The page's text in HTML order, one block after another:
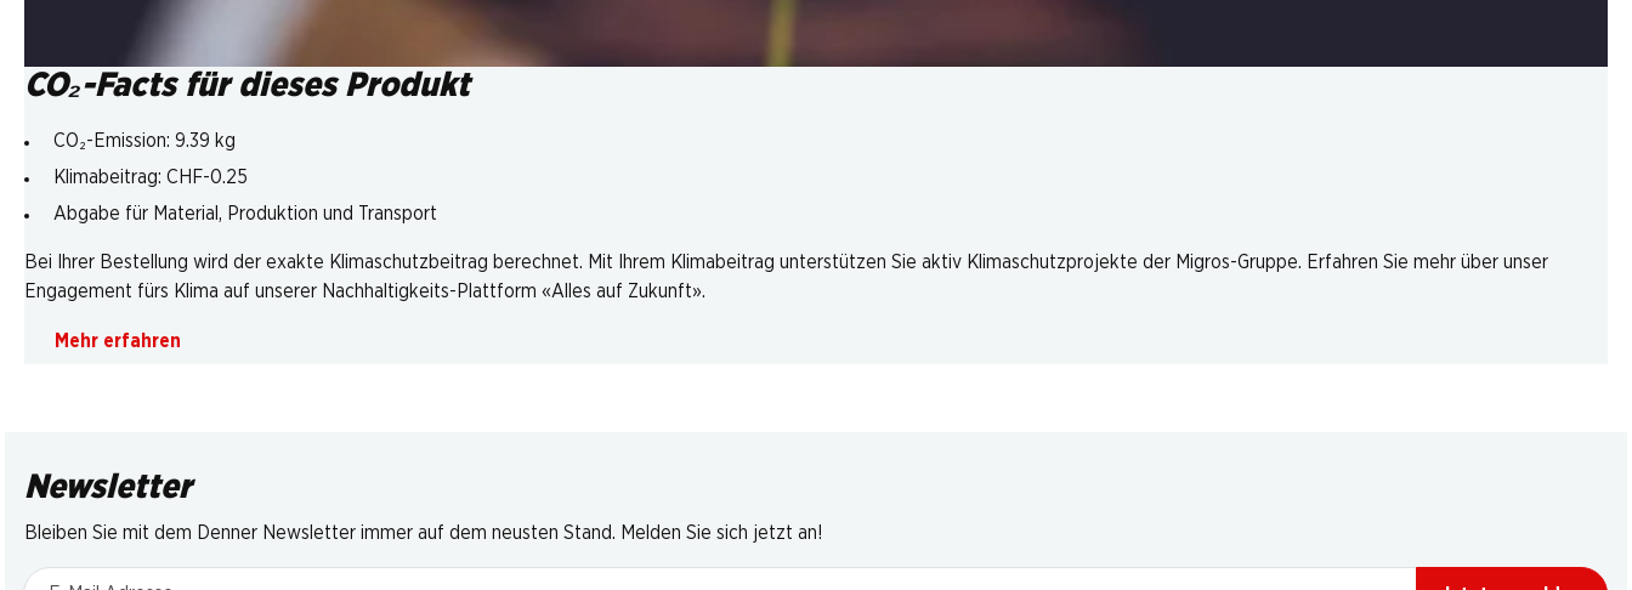
CO₂-Facts für dieses Produkt
CO₂-Emission: 9.39 kg
Klimabeitrag: CHF-0.25
Abgabe für Material, Produktion und Transport
Bei Ihrer Bestellung wird der exakte Klimaschutzbeitrag berechnet. Mit Ihrem Klimabeitrag unterstützen Sie aktiv Klimaschutzprojekte der Migros-Gruppe. Erfahren Sie mehr über unser
Engagement fürs Klima auf unserer Nachhaltigkeits-Plattform «Alles auf Zukunft».
Mehr erfahren
Newsletter
Bleiben Sie mit dem Denner Newsletter immer auf dem neusten Stand. Melden Sie sich jetzt an!
E-Mail Adresse